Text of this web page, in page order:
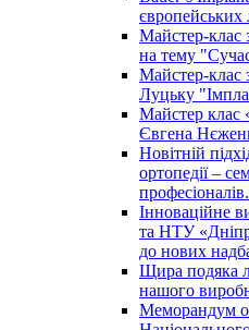
європейських
Майстер-
на тему
Майстер-
Луцьку
Майстер клас
Євгена
Новітній
ортопедії –
Інноваційне
та НТУ
до нових
Щира подяка
нашого
Меморандум о